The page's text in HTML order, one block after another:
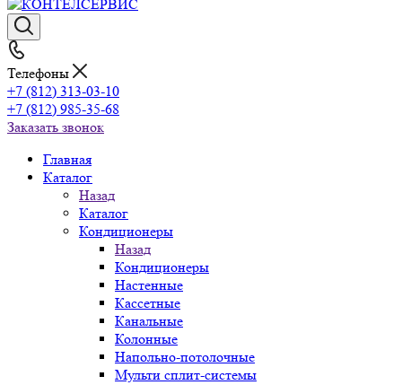
Телефоны
+7 (812) 313-03-10
+7 (812) 985-35-68
Заказать звонок
Главная
Каталог
Назад
Каталог
Кондиционеры
Назад
Кондиционеры
Настенные
Кассетные
Канальные
Колонные
Напольно-потолочные
Мульти сплит-системы